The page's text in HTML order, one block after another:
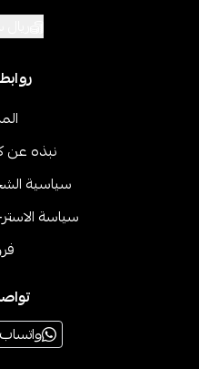
نبذه
سياسية
سياسة
واتساب